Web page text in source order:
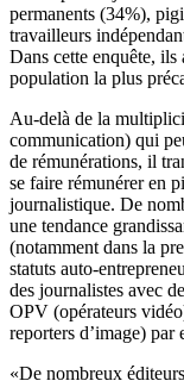
permanents (34%),
travailleurs
Dans cette enquête, ils
population la plus
Au-delà de la
communication) qui
de rémunérations, il
se faire rémunérer en
journalistique. De
une tendance
(notamment dans la
statuts auto-
des journalistes avec
OPV (opérateurs
reporters d’image) par
«De nombreux